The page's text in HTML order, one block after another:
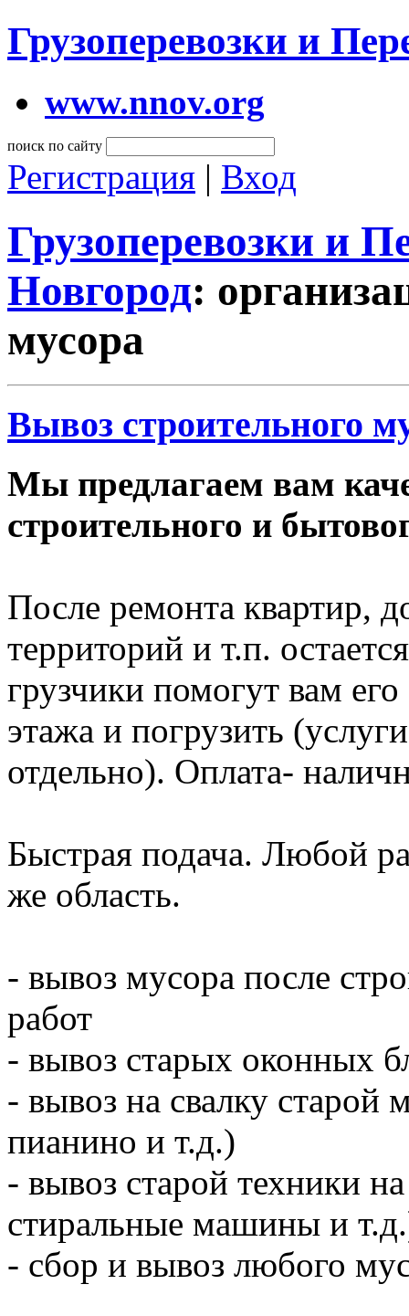
Грузоперевозки и
www.nnov.org
поиск по сайту
Регистрация | Вход
Грузоперевозки и
Новгород:
мусора
Вывоз строительного
Мы предлагаем вам
строительного и
После ремонта квартир,
территорий и т.п.
грузчики помогут вам его
этажа и погрузить
отдельно). Оплата-
Быстрая подача. Любой
же область.
- вывоз мусора после
работ
- вывоз старых оконных
- вывоз на свалку
пианино и т.д.)
- вывоз старой техники
стиральные машины и
- сбор и вывоз любого